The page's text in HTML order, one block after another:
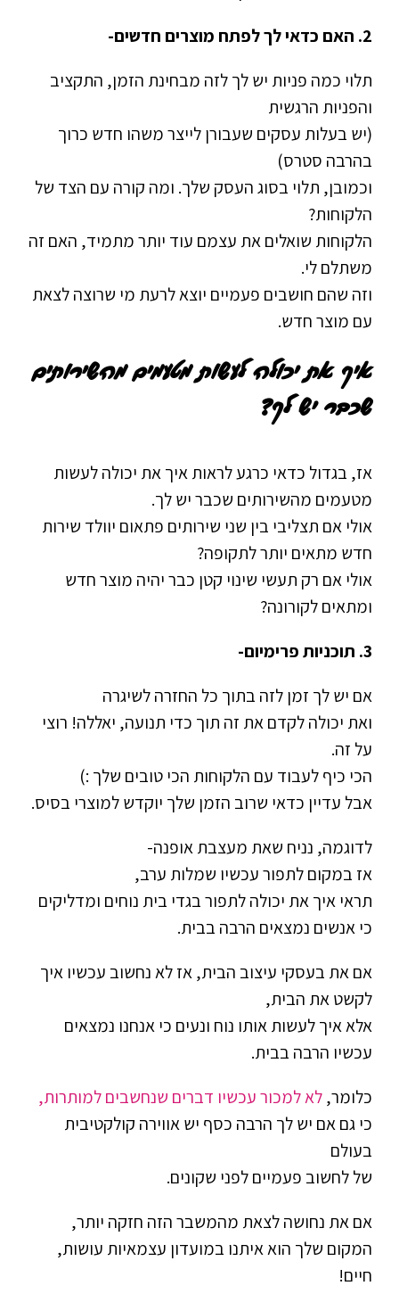
2. האם כדאי לך לפתח מוצרים חדשים-
תלוי כמה פניות יש לך לזה מבחינת הזמן, התקציב
והפניות הרגשית
(יש בעלות עסקים שעבורן לייצר משהו חדש כרוך
בהרבה סטרס)
וכמובן, תלוי בסוג העסק שלך. ומה קורה עם הצד של
הלקוחות?
הלקוחות שואלים את עצמם עוד יותר מתמיד, האם זה
משתלם לי.
וזה שהם חושבים פעמיים יוצא לרעת מי שרוצה לצאת
עם מוצר חדש.
איך את יכולה לעשות מטעמים מהשירותים
שכבר יש לך?
אז, בגדול כדאי כרגע לראות איך את יכולה לעשות
מטעמים מהשירותים שכבר יש לך.
אולי אם תצליבי בין שני שירותים פתאום יוולד שירות
חדש מתאים יותר לתקופה?
אולי אם רק תעשי שינוי קטן כבר יהיה מוצר חדש
ומתאים לקורונה?
3. תוכניות פרימיום-
אם יש לך זמן לזה בתוך כל החזרה לשיגרה
ואת יכולה לקדם את זה תוך כדי תנועה, יאללה! רוצי
על זה.
הכי כיף לעבוד עם הלקוחות הכי טובים שלך :)
אבל עדיין כדאי שרוב הזמן שלך יוקדש למוצרי בסיס.
לדוגמה, נניח שאת מעצבת אופנה-
אז במקום לתפור עכשיו שמלות ערב,
תראי איך את יכולה לתפור בגדי בית נוחים ומדליקים
כי אנשים נמצאים הרבה בבית.
אם את בעסקי עיצוב הבית, אז לא נחשוב עכשיו איך
לקשט את הבית,
אלא איך לעשות אותו נוח ונעים כי אנחנו נמצאים
עכשיו הרבה בבית.
כלומר,לא למכור עכשיו דברים שנחשבים למותרות,
כי גם אם יש לך הרבה כסף יש אווירה קולקטיבית
בעולם
של לחשוב פעמיים לפני שקונים.
אם את נחושה לצאת מהמשבר הזה חזקה יותר,
המקום שלך הוא איתנו במועדון עצמאיות עושות,
חיים!